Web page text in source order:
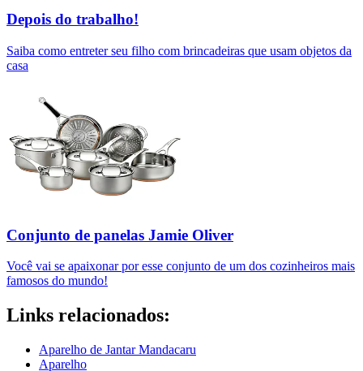
Depois do trabalho!
Saiba como entreter seu filho com brincadeiras que usam objetos da
casa
Conjunto de panelas Jamie Oliver
Você vai se apaixonar por esse conjunto de um dos cozinheiros mais
famosos do mundo!
Links relacionados:
Aparelho de Jantar Mandacaru
Aparelho